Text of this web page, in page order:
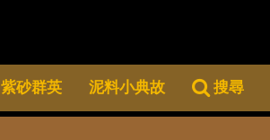
紫砂群英 泥料小典故 搜尋